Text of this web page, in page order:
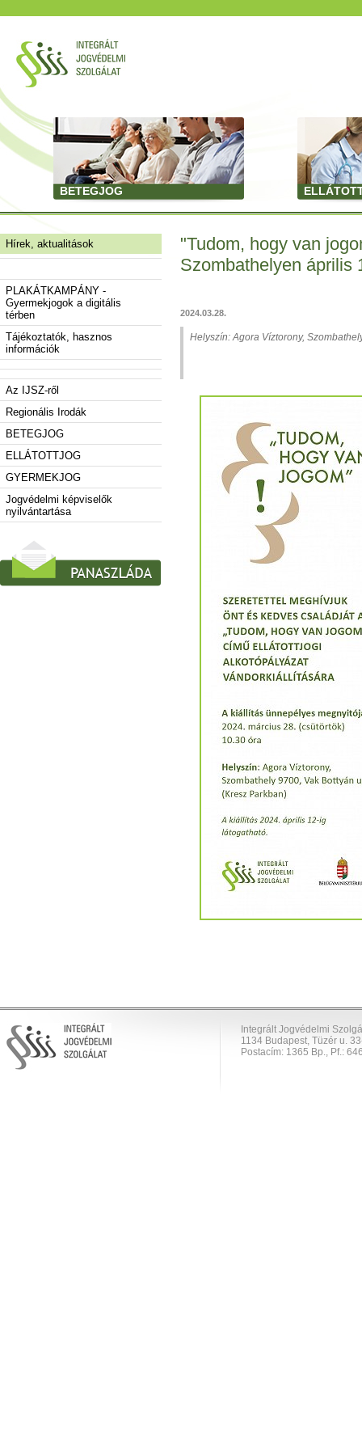
BETEGJOG
Hírek, aktualitások
PLAKÁTKAMPÁNY -
Gyermekjogok a digitális
térben
Tájékoztatók, hasznos
információk
Az IJSZ-ről
Regionális Irodák
BETEGJOG
ELLÁTOTTJOG
GYERMEKJOG
Jogvédelmi képviselők
nyilvántartása
"Tudom, hogy van
Szombathelyen április
2024.03.28.
Helyszín: Agora Víztorony,
Integrált Jogvédelmi
1134 Budapest, Tüzér u.
Postacím: 1365 Bp., Pf.: